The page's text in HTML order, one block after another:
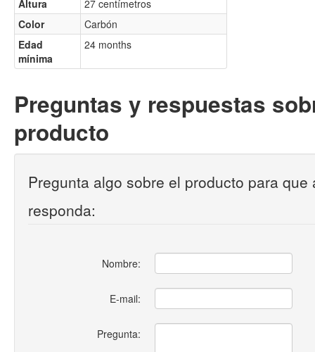
Altura
27 centímetros
Color
Carbón
Edad
mínima
24 months
Preguntas y respuestas
producto
Pregunta algo sobre el producto para que
responda:
Nombre:
E-mail:
Pregunta: